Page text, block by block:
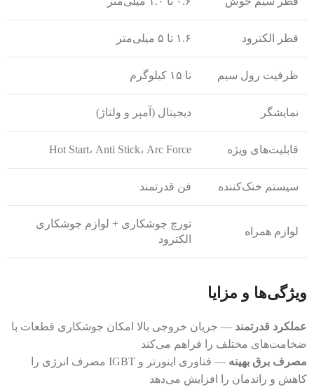
قطر الکترود ۱.۶ تا ۵ میلی‌متر
ظرفیت رول سیم تا ۱۵ کیلوگرم
نمایشگر دیجیتال (آمپر و ولتاژ)
قابلیت‌های ویژه Hot Start، Anti Stick، Arc Force
سیستم خنک‌کننده فن قدرتمند
لوازم همراه
تورچ جوشکاری + لوازم جوشکاری
الکترود
ویژگی‌ها و مزایا
عملکرد قدرتمند — جریان خروجی بالا امکان جوشکاری قطعات با
ضخامت‌های مختلف را فراهم می‌کند
مصرف برق بهینه
— فناوری اینورتر و IGBT مصرف انرژی را
کاهش و راندمان را افزایش می‌دهد